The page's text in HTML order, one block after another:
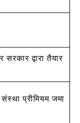
द्वारा तैयार
प्रीमियम जमा